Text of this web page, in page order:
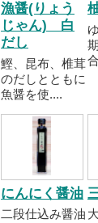
漁醤(りょう
じゃん) 白
だし
鰹、昆布、椎茸
のだしとともに
魚醤を使....
にんにく醤油
二段仕込み醤油